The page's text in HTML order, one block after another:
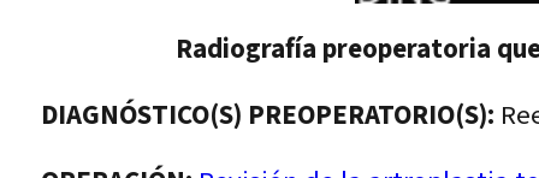
Radiografía preoperatoria
DIAGNÓSTICO(S) PREOPERATORIO(S):